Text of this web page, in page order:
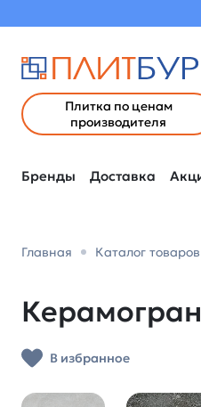
Плитка по ценам
производителя
Бренды Доставка
Главная Каталог товаров
В избранное